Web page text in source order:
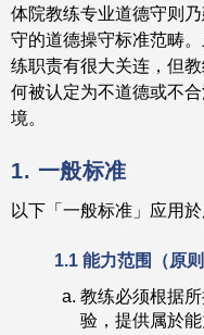
体院教练专业道德守则
守的道德操守标准范畴
练职责有很大关连，但
何被认定为不道德或不
境。
1. 一般标准
以下「一般标准」应用
1.1 能力范围（原则
教练必须根据
验，提供属於